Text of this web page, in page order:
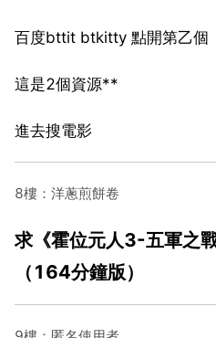
百度bttit btkitty 點開第乙個
這是2個資源**
進去搜電影
8樓：洋蔥煎餅卷
求《霍位元人3-五軍之
（164分鐘版）